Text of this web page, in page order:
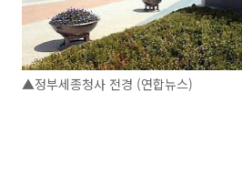
▲정부세종청사 전경 (연합뉴스)